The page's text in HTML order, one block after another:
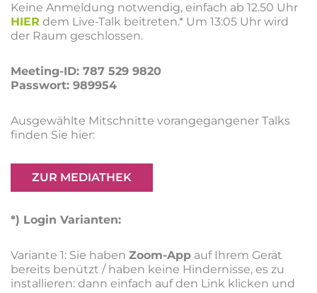
Keine Anmeldung notwendig, einfach ab 12.50 Uhr
HIER dem Live-Talk beitreten.* Um 13:05 Uhr wird
der Raum geschlossen.
Meeting-ID: 787 529 9820
Passwort: 989954
Ausgewählte Mitschnitte vorangegangener Talks
finden Sie hier:
ZUR MEDIATHEK
*) Login Varianten:
Variante 1: Sie haben Zoom-App auf Ihrem Gerät
bereits benützt / haben keine Hindernisse, es zu
installieren: dann einfach auf den Link klicken und